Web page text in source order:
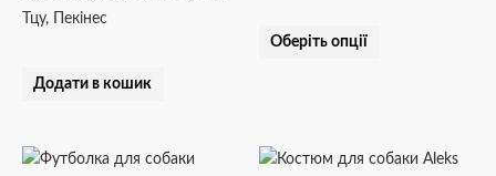
Тцу, Пекінес
Додати в кошик
Оберіть опції
ДіапазонЦей
ДіапазонЦей